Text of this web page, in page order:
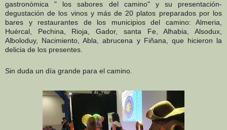
gastronómica " los sabores del camino" y su presentación-
degustación de los vinos y más de 20 platos preparados por los
bares y restaurantes de los municipios del camino: Almeria,
Huércal, Pechina, Rioja, Gador, santa Fe, Alhabia, Alsodux,
Alboloduy, Nacimiento, Abla, abrucena y Fiñana, que hicieron la
delicia de los presentes.
Sin duda un día grande para el camino.